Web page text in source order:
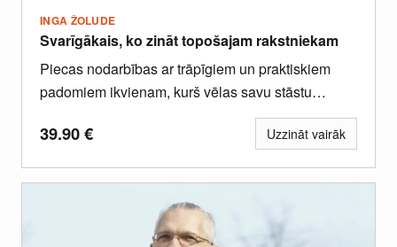
INGA ŽOLUDE
Svarīgākais, ko zināt topošajam rakstniekam
Piecas nodarbības ar trāpīgiem un praktiskiem
padomiem ikvienam, kurš vēlas savu stāstu
39.90€ Uzzināt vairāk